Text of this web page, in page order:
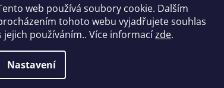
web používá soubory cookie. Dalším
tohoto webu vyjadřujete souhlas
jejich používáním.. Více informacízde.
Nastavení
osobních údajů
Napište nám
vyhrazena.